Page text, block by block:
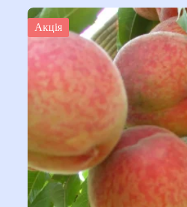
Акція